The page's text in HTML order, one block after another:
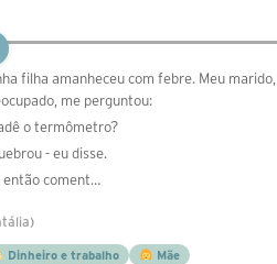
filha amanheceu com febre. Meu marido,
me perguntou:
o termômetro?
- eu disse.
então coment…
Dinheiro e trabalho Mãe